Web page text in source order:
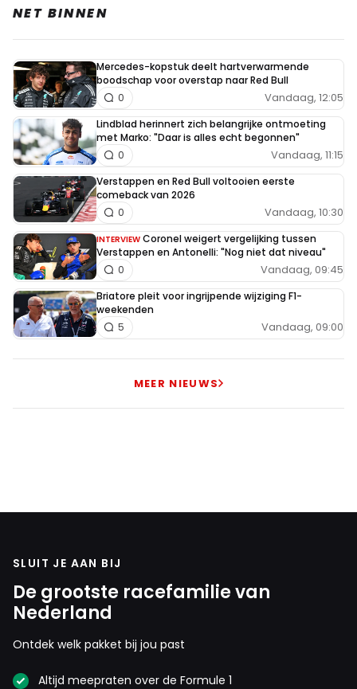
NET BINNEN
Mercedes-kopstuk deelt hartverwarmende
boodschap voor overstap naar Red Bull
Vandaag, 12:05
0
Lindblad herinnert zich belangrijke ontmoeting
met Marko: "Daar is alles echt begonnen"
Vandaag, 11:15
0
Verstappen en Red Bull voltooien eerste
comeback van 2026
Vandaag, 10:30
0
INTERVIEW Coronel weigert vergelijking tussen
Verstappen en Antonelli: "Nog niet dat niveau"
Vandaag, 09:45
0
Briatore pleit voor ingrijpende wijziging F1-
weekenden
Vandaag, 09:00
5
MEER NIEUWS
SLUIT JE AAN BIJ
De grootste racefamilie van
Nederland
Ontdek welk pakket bij jou past
Altijd meepraten over de Formule 1